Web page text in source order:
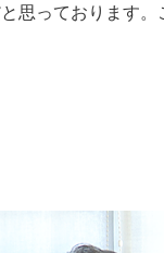
思っております。